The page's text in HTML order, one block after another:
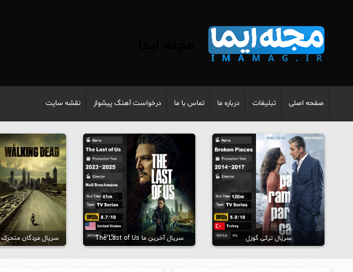
صفحه اصلی تبلیغات درباره ما تماس با ما درخواست آهنگ پیشواز نقشه سایت
سریال ترکی گوزل سریال آخرینِ ما The Last of Us
Dead